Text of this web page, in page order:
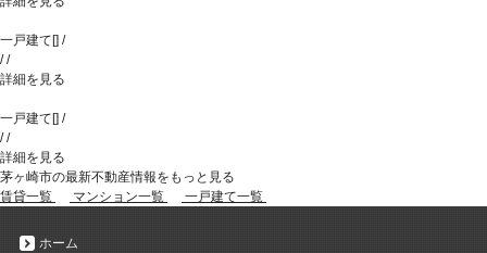
一戸建て [] /
//
詳細を見る
一戸建て [] /
//
詳細を見る
茅ヶ崎市の最新不動産情報をもっと見る
賃貸一覧
マンション一覧 一戸建て一覧
ホーム